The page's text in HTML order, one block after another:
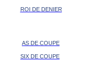
ROI DE DENIER
AS DE COUPE
SIX DE COUPE